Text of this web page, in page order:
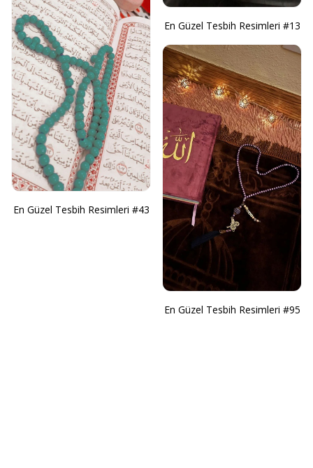
En Güzel Tesbih Resimleri #43
En Güzel Tesbih Resimleri #13
En Güzel Tesbih Resimleri #95